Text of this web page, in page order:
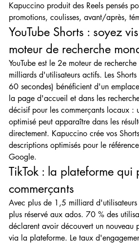
Kapuccino produit des Reels pensés
promotions, coulisses, avant/après,
YouTube Shorts : soyez
moteur de recherche
YouTube est le 2e moteur de
milliards d'utilisateurs actifs. Les
60 secondes) bénéficient d'un
la page d'accueil et dans les
décisif pour les commerçants locaux :
optimisé peut apparaître dans les
directement. Kapuccino crée vos
descriptions optimisés pour le
Google.
TikTok : la plateforme qui
commerçants
Avec plus de 1,5 milliard d'utilisateurs
plus réservé aux ados. 70 % des
déclarent avoir découvert un nouveau
via la plateforme. Le taux